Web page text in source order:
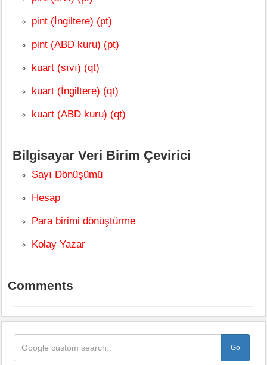
pint (İngiltere) (pt)
pint (ABD kuru) (pt)
kuart (sıvı) (qt)
kuart (İngiltere) (qt)
kuart (ABD kuru) (qt)
Bilgisayar Veri Birim Çevirici
Sayı Dönüşümü
Hesap
Para birimi dönüştürme
Kolay Yazar
Comments